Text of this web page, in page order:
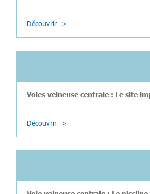
Découvrir
Voies veineuse centrale : Le site
Découvrir